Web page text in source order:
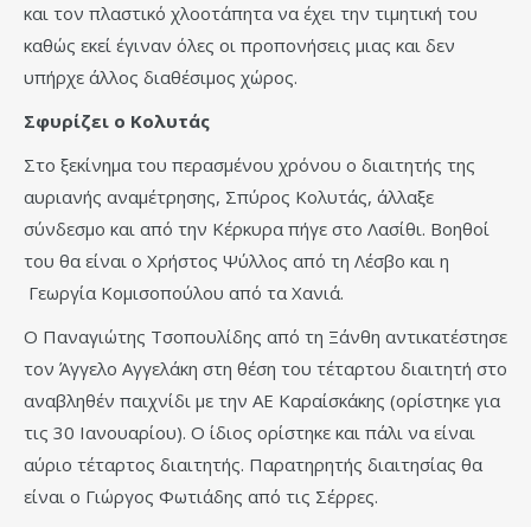
και τον πλαστικό χλοοτάπητα να έχει την τιμητική του
καθώς εκεί έγιναν όλες οι προπονήσεις μιας και δεν
υπήρχε άλλος διαθέσιμος χώρος.
Σφυρίζει ο Κολυτάς
Στο ξεκίνημα του περασμένου χρόνου ο διαιτητής της
αυριανής αναμέτρησης, Σπύρος Κολυτάς, άλλαξε
σύνδεσμο και από την Κέρκυρα πήγε στο Λασίθι. Βοηθοί
του θα είναι ο Χρήστος Ψύλλος από τη Λέσβο και η
Γεωργία Κομισοπούλου από τα Χανιά.
Ο Παναγιώτης Τσοπουλίδης από τη Ξάνθη αντικατέστησε
τον Άγγελο Αγγελάκη στη θέση του τέταρτου διαιτητή στο
αναβληθέν παιχνίδι με την ΑΕ Καραίσκάκης (ορίστηκε για
τις 30 Ιανουαρίου). Ο ίδιος ορίστηκε και πάλι να είναι
αύριο τέταρτος διαιτητής. Παρατηρητής διαιτησίας θα
είναι ο Γιώργος Φωτιάδης από τις Σέρρες.